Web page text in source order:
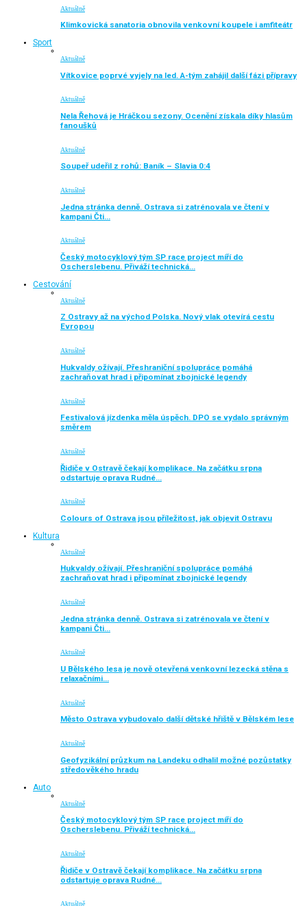
Aktuálně
Klimkovická sanatoria obnovila venkovní koupele i amfiteátr
Sport
Aktuálně
Vítkovice poprvé vyjely na led. A-tým zahájil další fázi přípravy
Aktuálně
Nela Řehová je Hráčkou sezony. Ocenění získala díky hlasům
fanoušků
Aktuálně
Soupeř udeřil z rohů: Baník – Slavia 0:4
Aktuálně
Jedna stránka denně. Ostrava si zatrénovala ve čtení v
kampani Čti…
Aktuálně
Český motocyklový tým SP race project míří do
Oscherslebenu. Přiváží technická…
Cestování
Aktuálně
Z Ostravy až na východ Polska. Nový vlak otevírá cestu
Evropou
Aktuálně
Hukvaldy ožívají. Přeshraniční spolupráce pomáhá
zachraňovat hrad i připomínat zbojnické legendy
Aktuálně
Festivalová jízdenka měla úspěch. DPO se vydalo správným
směrem
Aktuálně
Řidiče v Ostravě čekají komplikace. Na začátku srpna
odstartuje oprava Rudné…
Aktuálně
Colours of Ostrava jsou příležitost, jak objevit Ostravu
Kultura
Aktuálně
Hukvaldy ožívají. Přeshraniční spolupráce pomáhá
zachraňovat hrad i připomínat zbojnické legendy
Aktuálně
Jedna stránka denně. Ostrava si zatrénovala ve čtení v
kampani Čti…
Aktuálně
U Bělského lesa je nově otevřená venkovní lezecká stěna s
relaxačními…
Aktuálně
Město Ostrava vybudovalo další dětské hřiště v Bělském lese
Aktuálně
Geofyzikální průzkum na Landeku odhalil možné pozůstatky
středověkého hradu
Auto
Aktuálně
Český motocyklový tým SP race project míří do
Oscherslebenu. Přiváží technická…
Aktuálně
Řidiče v Ostravě čekají komplikace. Na začátku srpna
odstartuje oprava Rudné…
Aktuálně